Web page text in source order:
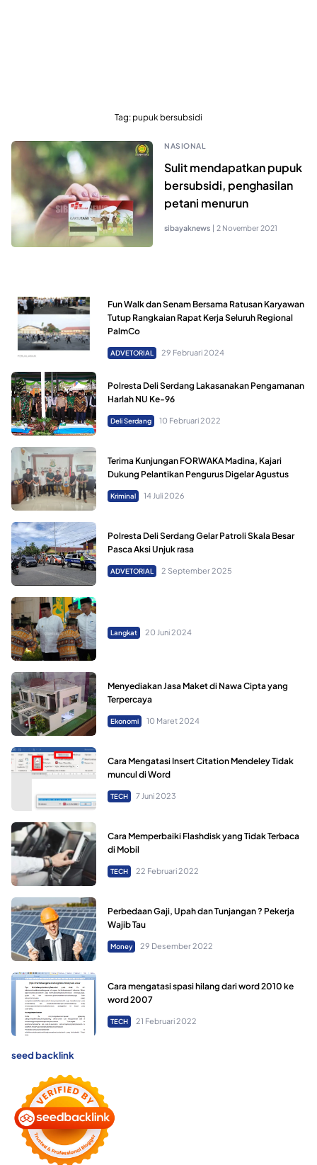
Tag: pupuk bersubsidi
NASIONAL
Sulit mendapatkan pupuk
bersubsidi, penghasilan
petani menurun
sibayaknews | 2 November 2021
Fun Walk dan Senam Bersama Ratusan Karyawan
Tutup Rangkaian Rapat Kerja Seluruh Regional
PalmCo
ADVETORIAL 29 Februari 2024
Polresta Deli Serdang Lakasanakan Pengamanan
Harlah NU Ke-96
Deli Serdang 10 Februari 2022
Terima Kunjungan FORWAKA Madina, Kajari
Dukung Pelantikan Pengurus Digelar Agustus
Kriminal 14 Juli 2026
Polresta Deli Serdang Gelar Patroli Skala Besar
Pasca Aksi Unjuk rasa
ADVETORIAL 2 September 2025
Langkat 20 Juni 2024
Menyediakan Jasa Maket di Nawa Cipta yang
Terpercaya
Ekonomi 10 Maret 2024
Cara Mengatasi Insert Citation Mendeley Tidak
muncul di Word
TECH 7 Juni 2023
Cara Memperbaiki Flashdisk yang Tidak Terbaca
di Mobil
TECH 22 Februari 2022
Perbedaan Gaji, Upah dan Tunjangan ? Pekerja
Wajib Tau
Money 29 Desember 2022
Cara mengatasi spasi hilang dari word 2010 ke
word 2007
TECH 21 Februari 2022
seed backlink